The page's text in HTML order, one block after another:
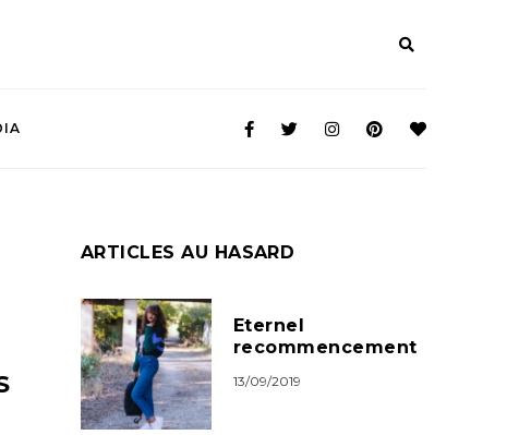
ARTICLES AU HASARD
Eternel
recommencement
13/09/2019